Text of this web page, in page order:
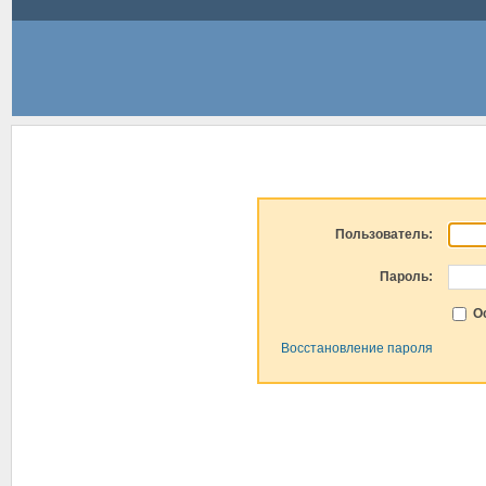
Пользователь:
Пароль:
Восстановление пароля